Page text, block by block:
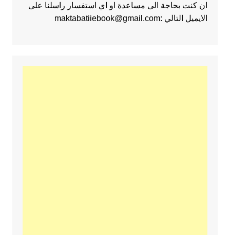
ان كنت بحاجة الى مساعدة او اي استفسار راسلنا على
الايميل التالي :maktabatiiebook@gmail.com